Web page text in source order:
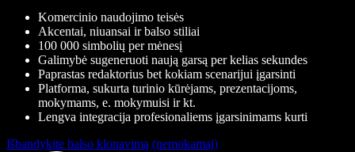
Komercinio naudojimo teisės
Akcentai, niuansai ir balso stiliai
100 000 simbolių per mėnesį
Galimybė sugeneruoti naują garsą per kelias sekundes
Paprastas redaktorius bet kokiam scenarijui įgarsinti
Platforma, sukurta turinio kūrėjams, prezentacijoms,
mokymams, e. mokymuisi ir kt.
Lengva integracija profesionaliems įgarsinimams kurti
Išbandykite balso klonavimą (nemokamai)